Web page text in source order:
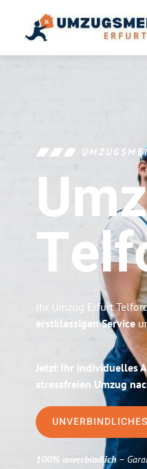
Ihr Umzug Erfurt
erstklassigen Service
Jetzt Ihr individuelles
stressfreien Umzug
100% unverbindlich–